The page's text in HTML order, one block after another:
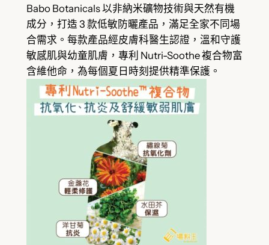
Babo Botanicals 以非納米礦物技術與天然有機
成分，打造 3 款低敏防曬產品，滿足全家不同場
合需求。每款產品經皮膚科醫生認證，溫和守護
敏感肌與幼童肌膚，專利 Nutri-Soothe 複合物富
含維他命，為每個夏日時刻提供精準保護。